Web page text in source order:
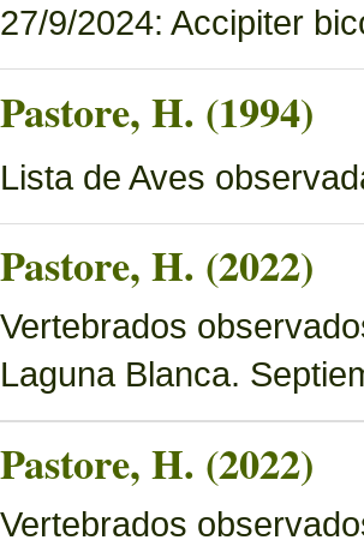
27/9/2024: Accipiter
Pastore, H. (1994)
Lista de Aves
Pastore, H. (2022)
Vertebrados
Laguna Blanca.
Pastore, H. (2022)
Vertebrados